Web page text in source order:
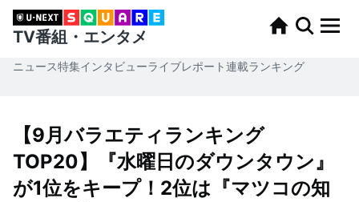
TV番組・エンタメ
ニュース特集インタビューライブレポート連載ランキング
【9月バラエティランキング
TOP20】『水曜日のダウンタウン』
が1位をキープ！2位は『マツコの知